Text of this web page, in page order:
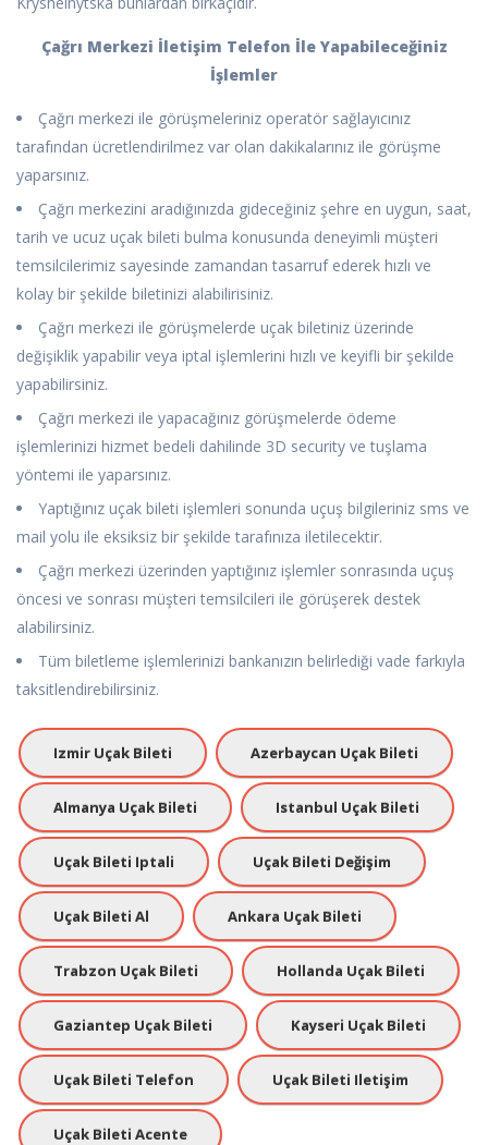
Çağrı Merkezi İletişim Telefon İle Yapabileceğiniz
İşlemler
Çağrı merkezi ile görüşmeleriniz operatör sağlayıcınız
tarafından ücretlendirilmez var olan dakikalarınız ile görüşme
yaparsınız.
Çağrı merkezini aradığınızda gideceğiniz şehre en uygun, saat,
tarih ve ucuz uçak bileti bulma konusunda deneyimli müşteri
temsilcilerimiz sayesinde zamandan tasarruf ederek hızlı ve
kolay bir şekilde biletinizi alabilirisiniz.
Çağrı merkezi ile görüşmelerde uçak biletiniz üzerinde
değişiklik yapabilir veya iptal işlemlerini hızlı ve keyifli bir şekilde
yapabilirsiniz.
Çağrı merkezi ile yapacağınız görüşmelerde ödeme
işlemlerinizi hizmet bedeli dahilinde 3D security ve tuşlama
yöntemi ile yaparsınız.
Yaptığınız uçak bileti işlemleri sonunda uçuş bilgileriniz sms ve
mail yolu ile eksiksiz bir şekilde tarafınıza iletilecektir.
Çağrı merkezi üzerinden yaptığınız işlemler sonrasında uçuş
öncesi ve sonrası müşteri temsilcileri ile görüşerek destek
alabilirsiniz.
Tüm biletleme işlemlerinizi bankanızın belirlediği vade farkıyla
taksitlendirebilirsiniz.
Izmir Uçak Bileti Azerbaycan Uçak Bileti
Almanya Uçak Bileti Istanbul Uçak Bileti
Uçak Bileti Iptali Uçak Bileti Değişim
Uçak Bileti Al Ankara Uçak Bileti
Trabzon Uçak Bileti Hollanda Uçak Bileti
Gaziantep Uçak Bileti Kayseri Uçak Bileti
Uçak Bileti Telefon Uçak Bileti Iletişim
Uçak Bileti Acente